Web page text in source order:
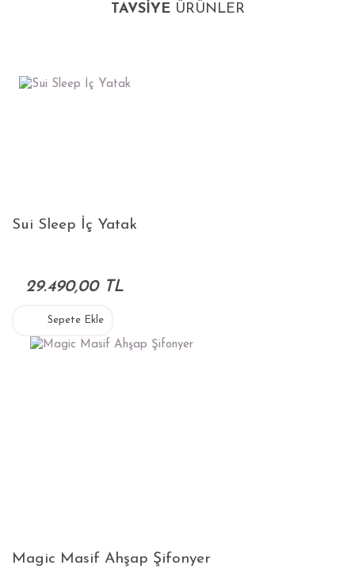
TAVSİYEÜRÜNLER
Sui Sleep İç Yatak
29.490,00 TL
Sepete Ekle
Magic Masif Ahşap Şifonyer